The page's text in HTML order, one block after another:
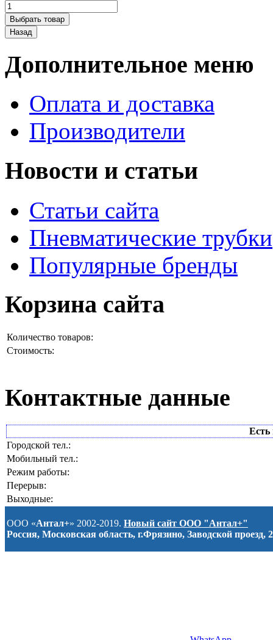
Дополнительное меню
Оплата и доставка
Производители
Новости и статьи
Статьи сайта
Пневматические трубки
Популярные бренды
Корзина сайта
Количество товаров:
Стоимость:
Контактные данные
Есть
Городской тел.:
Мобильный тел.:
Режим работы:
Перерыв:
Выходные:
ООО «Антал+» 2002-2019. Новый сайт ООО "Антал+"
Россия, Московская область, г.Фрязино, Заводской проезд, 2